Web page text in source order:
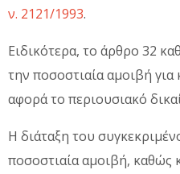
ν. 2121/1993.
Ειδικότερα, το άρθρο 32
την ποσοστιαία αμοιβή για
αφορά το περιουσιακό
Η διάταξη του
ποσοστιαία αμοιβή, καθώς